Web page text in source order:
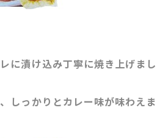
に漬け込み丁寧に焼き上げまし
しっかりとカレー味が味わえま